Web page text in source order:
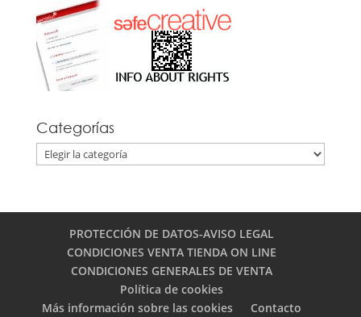
Categorías
Categorías
PROTECCIÓN DE DATOS-AVISO LEGAL
CONDICIONES VENTA TIENDA ON LINE
CONDICIONES GENERALES DE VENTA
Política de cookies
Más información sobre las cookies
Contacto